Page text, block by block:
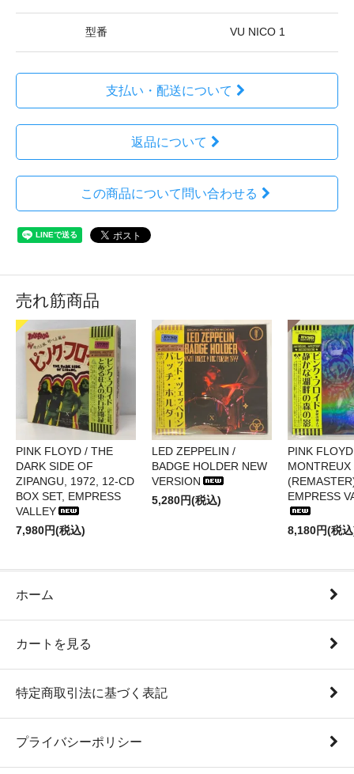
型番 VU NICO 1
支払い・配送について
返品について
この商品について問い合わせる
売れ筋商品
PINK FLOYD / THE
DARK SIDE OF
ZIPANGU, 1972, 12-CD
BOX SET, EMPRESS
VALLEY
7,980円(税込)
LED ZEPPELIN /
BADGE HOLDER NEW
VERSION
5,280円(税込)
PINK
EMPRESS
8,180円(税
ホーム
カートを見る
特定商取引法に基づく表記
プライバシーポリシー